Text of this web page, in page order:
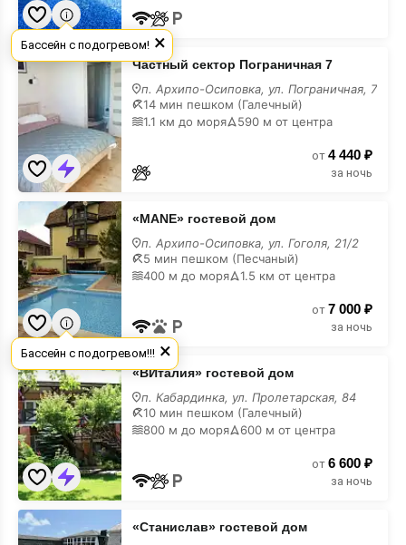
Частный
сектор
Пограничная
с
кухней
Частный сектор Пограничная 7
п. Архипо-Осиповка, ул. Пограничная, 7
14 мин пешком (Галечный)
1.1 км до моря
590 м от центра
от 4 440 ₽
за ночь
«MANE»
гостевой
дом
с
кухней
«MANE» гостевой дом
п. Архипо-Осиповка, ул. Гоголя, 21/2
5 мин пешком (Песчаный)
400 м до моря
1.5 км от центра
от 7 000 ₽
за ночь
«ВИталия»
гостевой
дом
с
кухней
«ВИталия» гостевой дом
п. Кабардинка, ул. Пролетарская, 84
10 мин пешком (Галечный)
800 м до моря
600 м от центра
от 6 600 ₽
за ночь
«Станислав»
гостевой
«Станислав» гостевой дом
×
Бассейн с подогревом!
×
Бассейн с подогревом!!!